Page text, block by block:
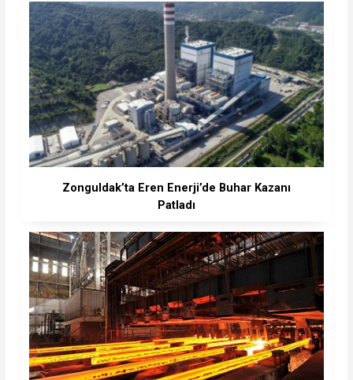
Zonguldak’ta Eren Enerji’de Buhar Kazanı
Patladı